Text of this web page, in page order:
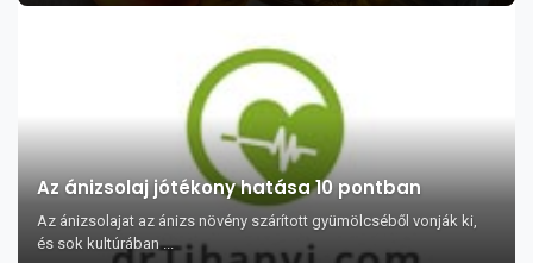
Az ánizsolaj jótékony hatása 10 pontban
Az ánizsolajat az ánizs növény szárított gyümölcséből vonják ki,
és sok kultúrában ...